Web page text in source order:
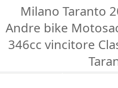
Milano Taranto
Andre bike
346cc vincitore